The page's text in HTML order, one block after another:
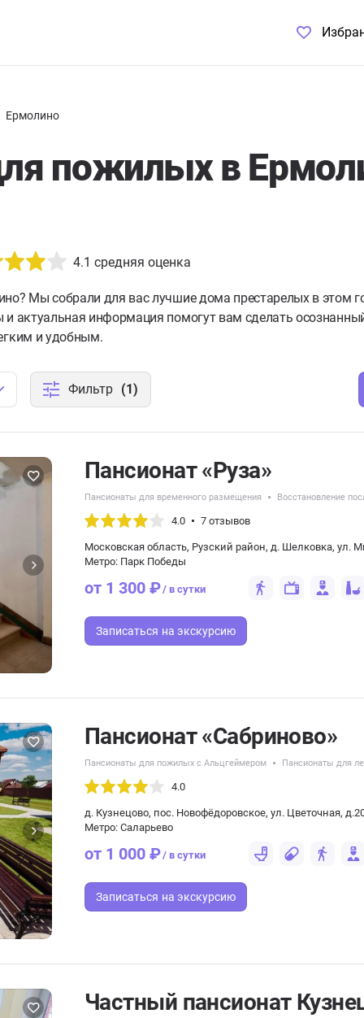
Ермолино
пожилых в
4.1 средняя оценка
Мы собрали для вас лучшие дома престарелых в этом
актуальная информация помогут вам сделать
и удобным.
Фильтр (1)
Пансионат «Руза»
Пансионаты для временного размещения Восстановление
4.0 7 отзывов
Московская область, Рузский район, д. Шелковка, ул.
Метро: Парк Победы
от 1 300 ₽/ в сутки
Записаться на экскурсию
Пансионат «Сабриново»
Пансионаты для пожилых с Альцгеймером Пансионаты для
4.0
д. Кузнецово, пос. Новофёдоровское, ул. Цветочная,
Метро: Саларьево
от 1 000 ₽/ в сутки
Записаться на экскурсию
Частный пансионат